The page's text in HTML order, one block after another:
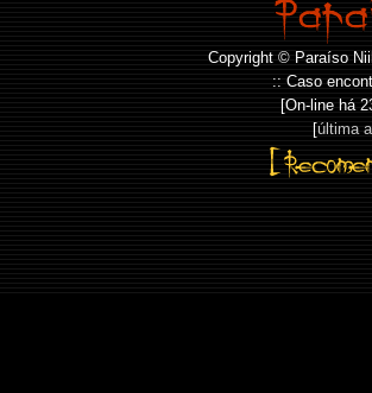
Copyright © Paraíso
:: Caso
[On-line há
[última